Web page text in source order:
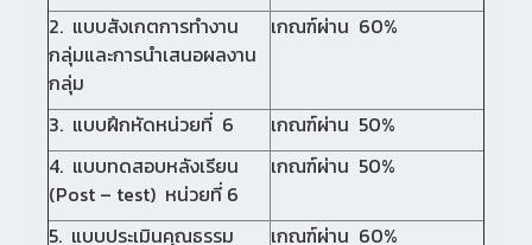
2. แบบสังเกตการทำงาน
กลุ่มและการนำเสนอผลงาน
กลุ่ม
เกณฑ์ผ่าน 60%
3. แบบฝึกหัดหน่วยที่ 6
เกณฑ์ผ่าน 50%
4. แบบทดสอบหลังเรียน
(Post – test) หน่วยที่ 6
เกณฑ์ผ่าน 50%
5. แบบประเมินคุณธรรม
เกณฑ์ผ่าน 60%